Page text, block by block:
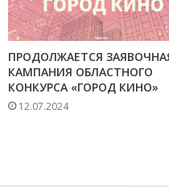
ПРОДОЛЖАЕТСЯ
КАМПАНИЯ ОБЛАСТНОГО
КОНКУРСА «ГОРОД КИНО»
12.07.2024